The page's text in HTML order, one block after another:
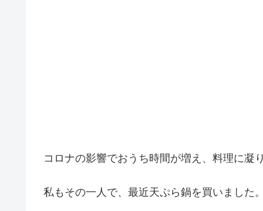
コロナの影響でおうち時間が増え、料理に凝
私もその一人で、最近天ぷら鍋を買いました